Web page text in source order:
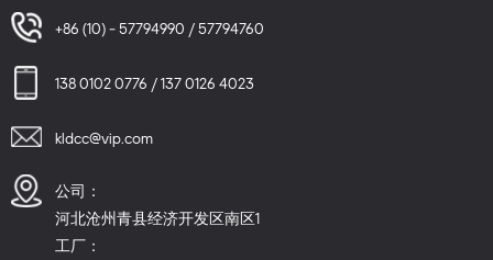
+86 (10) - 57794990 / 57794760
138 0102 0776 / 137 0126 4023
kldcc@vip.com
公司：
河北沧州青县经济开发区南区1
工厂：